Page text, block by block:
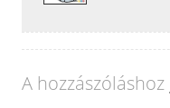
A hozzászóláshoz